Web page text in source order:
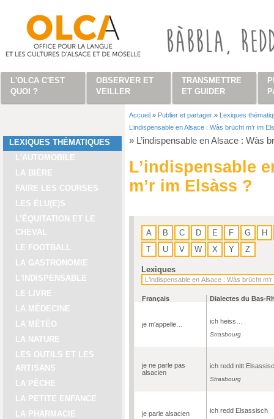
LEXIQUES THÉMATIQUES
L'AUTOMOBILE
LA BIÈRE
FAIRE LES COURSES
LES ÉLU(E)S
L’ÉQUITATION ET LE
CHEVAL
LE FOOTBALL
LA GASTRONOMIE
L'INDISPENSABLE
LE LIVRE
LA MÉDECINE
LA MÉTÉO
LA NATURE
LES OUTILS ET LES
ARTISANS
LA PÊCHE
LA PETITE ENFANCE
LA PHARMACIE
Vous êtes ici
Accueil » Publier et partager » Lexiques
L’indispensable en Alsace : Wàs brücht m’r im
» L’indispensable en Alsace : Wàs
L’indispensable
m’r im Elsàss ?
A B C D E F G
H
T
U V W X Y Z
Lexiques
Français Dialectes du Bas-
je m'appelle… ich heiss…
Strasbourg
je ne parle pas
alsacien
ich redd nitt
Strasbourg
je parle alsacien ich redd Elsassisch
L'OLCA C'EST
QUOI ?
OBSERVER ET
VEILLER
TRANSMETTRE
ET GUIDER